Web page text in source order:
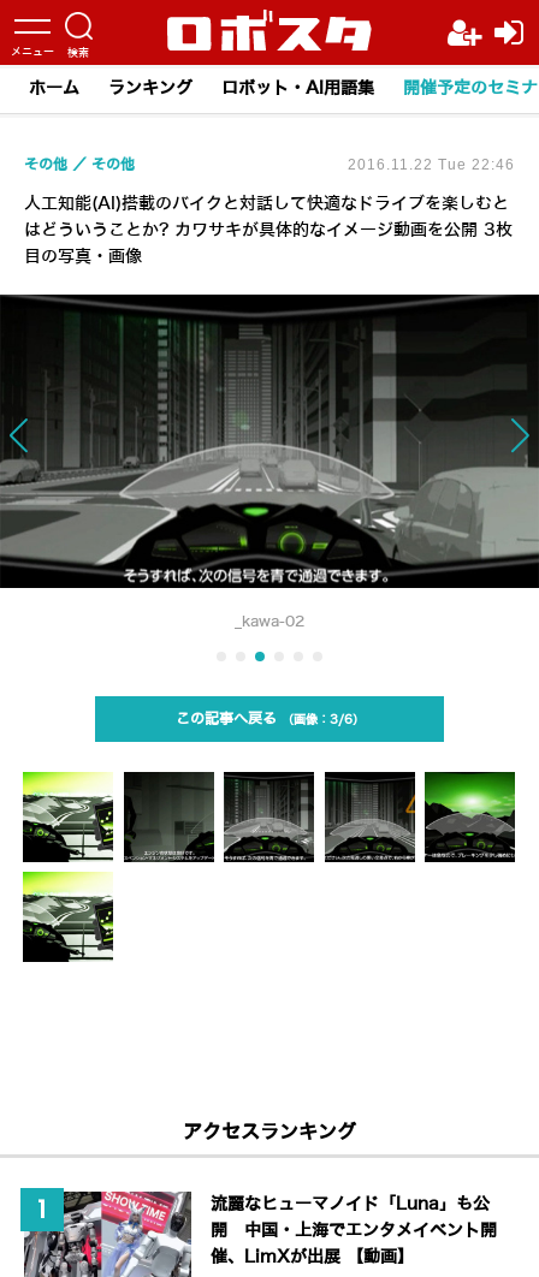
ホーム ランキング ロボット・AI用語集 開催予定のセミ
人工知能(AI)搭載のバイクと対話して快適なドライブを楽しむと
はどういうことか? カワサキが具体的なイメージ動画を公開 3枚
目の写真・画像
その他 その他 2016.11.22 Tue 22:46
_kawa-02
この記事へ戻る 3/6
アクセスランキング
流麗なヒューマノイド「Luna」も公
開 中国・上海でエンタメイベント開
催、LimXが出展 【動画】